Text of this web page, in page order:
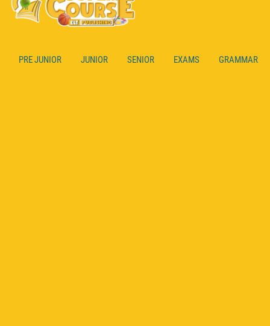
PRE JUNIOR JUNIOR SENIOR EXAMS GRAMMAR